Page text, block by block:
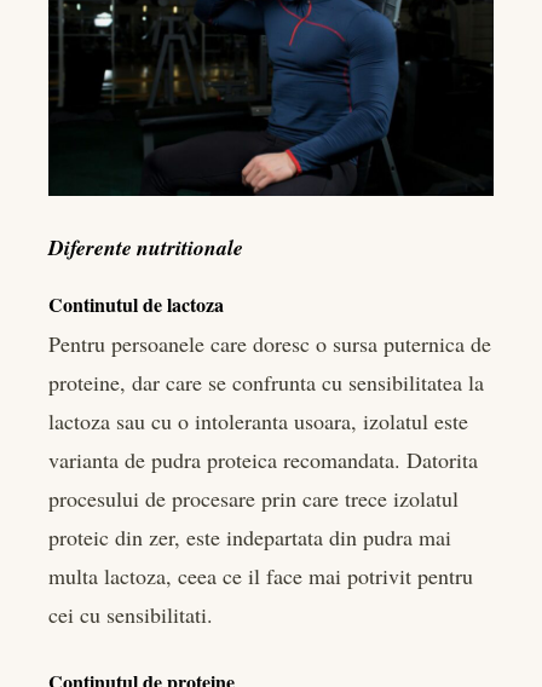
Diferente nutritionale
Continutul de lactoza
Pentru persoanele care doresc o sursa puternica de
proteine, dar care se confrunta cu sensibilitatea la
lactoza sau cu o intoleranta usoara, izolatul este
varianta de pudra proteica recomandata. Datorita
procesului de procesare prin care trece izolatul
proteic din zer, este indepartata din pudra mai
multa lactoza, ceea ce il face mai potrivit pentru
cei cu sensibilitati.